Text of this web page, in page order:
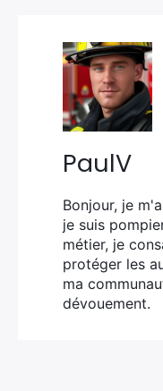
PaulV
Bonjour, je
je suis
métier, je
protéger les
ma
dévouement.